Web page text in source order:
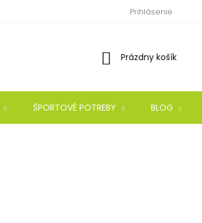
Prihlásenie
Nákupný
Prázdny košík
ŠPORTOVÉ POTREBY BLOG